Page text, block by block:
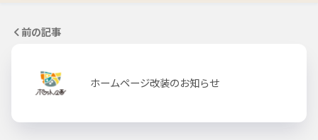
前の記事
ホームページ改装のお知らせ